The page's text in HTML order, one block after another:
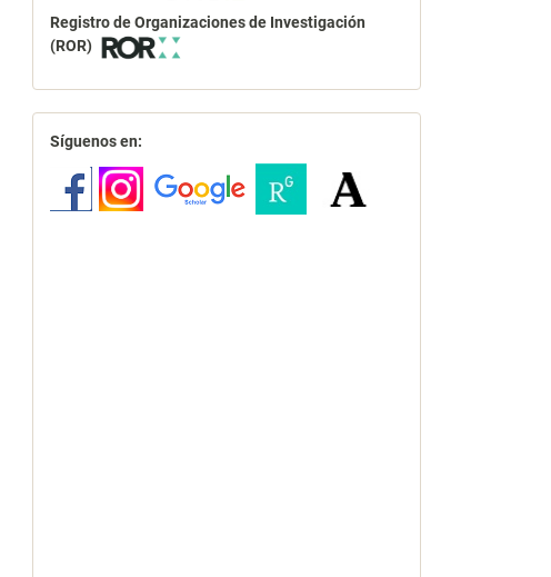
Registro de Organizaciones de Investigación
(ROR)
redes
Síguenos en: